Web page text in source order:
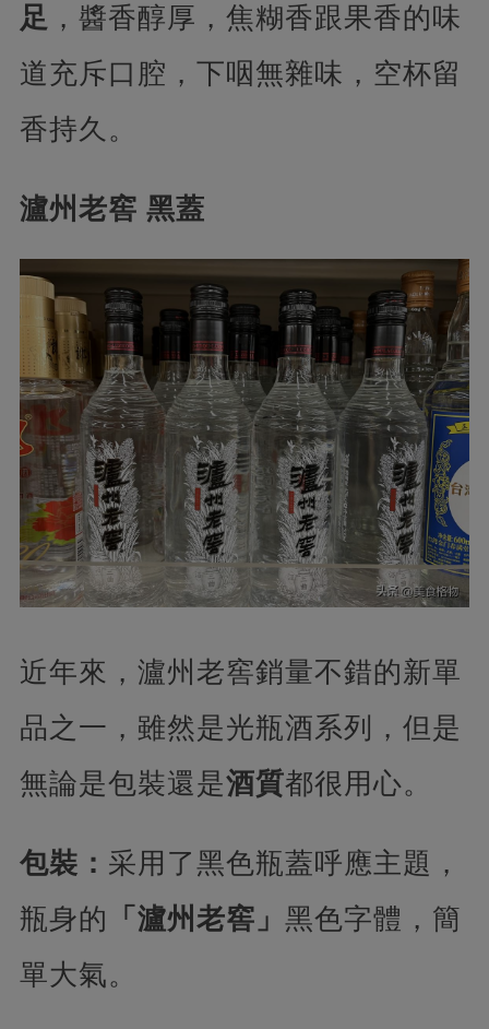
足 ，醬香醇厚，焦糊香跟果香的味
道充斥口腔，下咽無雜味，空杯留
香持久。
瀘州老窖 黑蓋
近年來，瀘州老窖銷量不錯的新單
品之一，雖然是光瓶酒系列，但是
無論是包裝還是酒質都很用心。
包裝： 采用了黑色瓶蓋呼應主題，
瓶身的
「瀘州老窖」 黑色字體，簡
單大氣。